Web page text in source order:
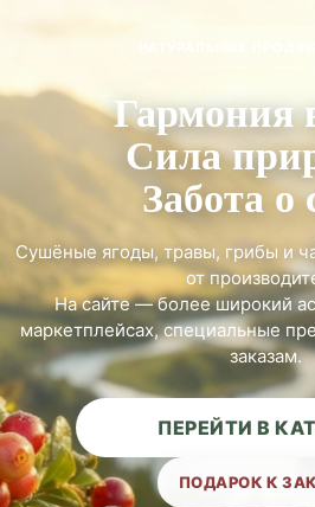
Гармония
Сила
Забота о
Сушёные ягоды, травы, грибы и
от
На сайте — более широкий
маркетплейсах, специальные
заказам.
ПЕРЕЙТИ В
ПОДАРОК К